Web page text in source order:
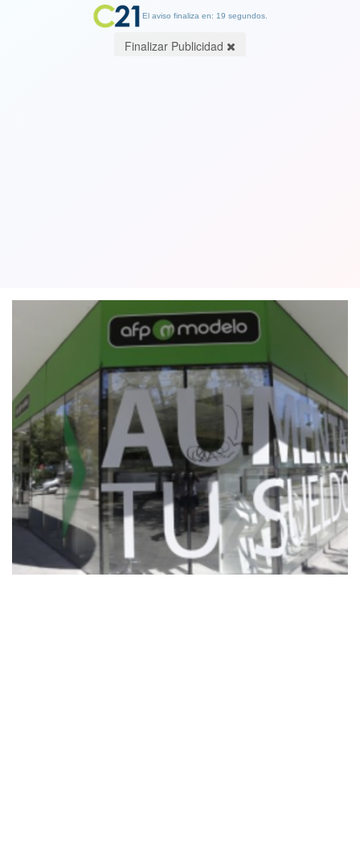
El aviso finaliza en: 19 segundos.
Finalizar Publicidad